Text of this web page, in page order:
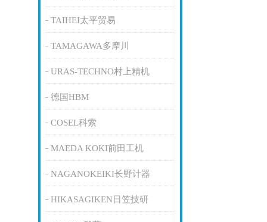
TAIHEI太平贸易
TAMAGAWA多摩川
URAS-TECHNO村上精机
德国HBM
COSEL科索
MAEDA KOKI前田工机
NAGANOKEIKI长野计器
HIKASAGIKEN日笠技研